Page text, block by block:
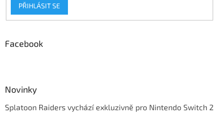
PŘIHLÁSIT SE
Facebook
Novinky
Splatoon Raiders vychází exkluzivně pro Nintendo Switch 2